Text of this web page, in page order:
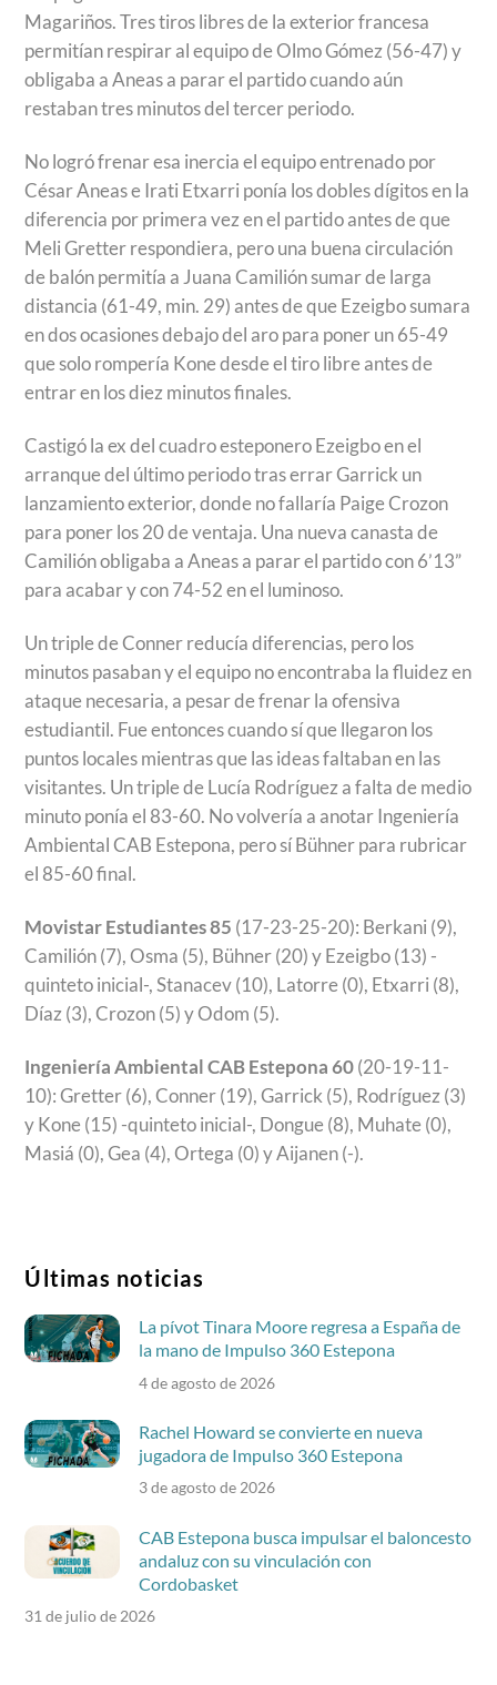
Magariños. Tres tiros libres de la exterior francesa
permitían respirar al equipo de Olmo Gómez (56-47) y
obligaba a Aneas a parar el partido cuando aún
restaban tres minutos del tercer periodo.
No logró frenar esa inercia el equipo entrenado por
César Aneas e Irati Etxarri ponía los dobles dígitos en la
diferencia por primera vez en el partido antes de que
Meli Gretter respondiera, pero una buena circulación
de balón permitía a Juana Camilión sumar de larga
distancia (61-49, min. 29) antes de que Ezeigbo sumara
en dos ocasiones debajo del aro para poner un 65-49
que solo rompería Kone desde el tiro libre antes de
entrar en los diez minutos finales.
Castigó la ex del cuadro esteponero Ezeigbo en el
arranque del último periodo tras errar Garrick un
lanzamiento exterior, donde no fallaría Paige Crozon
para poner los 20 de ventaja. Una nueva canasta de
Camilión obligaba a Aneas a parar el partido con 6’13”
para acabar y con 74-52 en el luminoso.
Un triple de Conner reducía diferencias, pero los
minutos pasaban y el equipo no encontraba la fluidez en
ataque necesaria, a pesar de frenar la ofensiva
estudiantil. Fue entonces cuando sí que llegaron los
puntos locales mientras que las ideas faltaban en las
visitantes. Un triple de Lucía Rodríguez a falta de medio
minuto ponía el 83-60. No volvería a anotar Ingeniería
Ambiental CAB Estepona, pero sí Bühner para rubricar
el 85-60 final.
Movistar Estudiantes 85 (17-23-25-20): Berkani (9),
Camilión (7), Osma (5), Bühner (20) y Ezeigbo (13) -
quinteto inicial-, Stanacev (10), Latorre (0), Etxarri (8),
Díaz (3), Crozon (5) y Odom (5).
Ingeniería Ambiental CAB Estepona 60(20-19-11-
10): Gretter (6), Conner (19), Garrick (5), Rodríguez (3)
y Kone (15) -quinteto inicial-, Dongue (8), Muhate (0),
Masiá (0), Gea (4), Ortega (0) y Aijanen (-).
Últimas noticias
La pívot Tinara Moore regresa a España de
la mano de Impulso 360 Estepona
4 de agosto de 2026
Rachel Howard se convierte en nueva
jugadora de Impulso 360 Estepona
3 de agosto de 2026
CAB Estepona busca impulsar el baloncesto
andaluz con su vinculación con
Cordobasket
31 de julio de 2026